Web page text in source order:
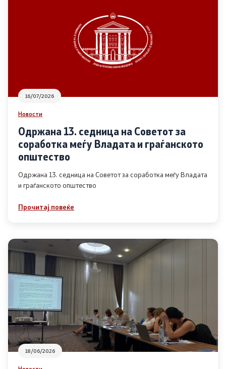
Извештаи
Список на ОЈИ
Контакт
Контакт
Линкови
Изјава за пристапност
Со еден клик до сите услуги
16/07/2026
Новости
Одржана 13. седница на Советот за
соработка меѓу Владата и граѓанското
општество
Одржана 13. седница на Советот за соработка меѓу Владата
и граѓанското општество
Прочитај повеќе
18/06/2026